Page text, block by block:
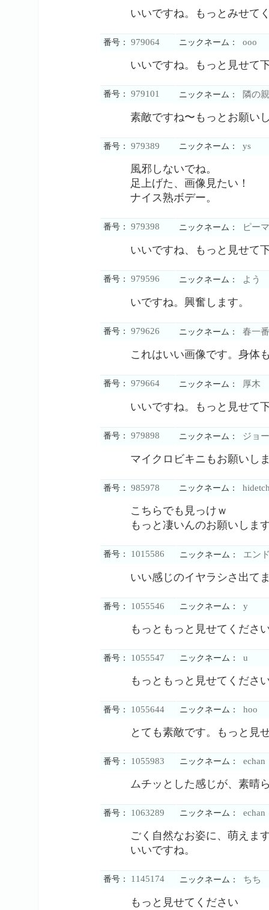
いいですね。もっとみせて
番号： 979064 ニックネーム： ooo
いいですね。もっと見せて
番号： 979101 ニックネーム： 隣の
素敵ですね〜もっとお願い
番号： 979389 ニックネーム： ys
風邪しないでね。
足上げた、画像見たい！
ナイス熟ボデー。
番号： 979398 ニックネーム： ピー
いいですね、もっと見せて
番号： 979596 ニックネーム： よう
いですね。興奮します。
番号： 979626 ニックネーム： 春一番
これはいい画像です。身体
番号： 979664 ニックネーム： 厚木
いいですね。もっと見せて
番号： 979898 ニックネーム： ジョ
マイクロビキニもお願いし
番号： 985978 ニックネーム：
こちらでも見っけｗ
もっと凄いんのお願いしま
番号： 1015586 ニックネーム： エン
いい感じのイヤラシさ出て
番号： 1055546 ニックネーム： y
もっともっと見せてくださ
番号： 1055547 ニックネーム： u
もっともっと見せてくださ
番号： 1055644 ニックネーム： hoo
とても素敵です。もっと見
番号： 1055983 ニックネーム： echan
ムチッとした感じが、素晴
番号： 1063289 ニックネーム： echan
ごく自然なお姿に、萌えま
いいですね。
番号： 1145174 ニックネーム： ちち
もっと見せてください